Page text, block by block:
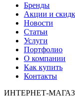
Бренды
Акции и
Новости
Статьи
Услуги
Портфолио
О компании
Как купить
Контакты
ИНТЕРНЕТ-